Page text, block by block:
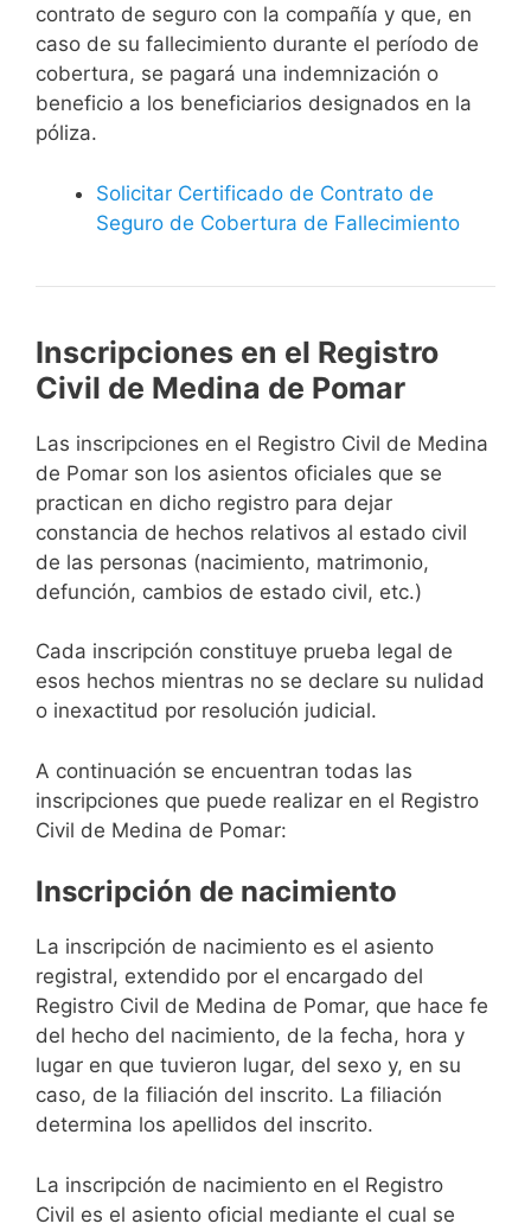
contrato de seguro con la compañía y que, en
caso de su fallecimiento durante el período de
cobertura, se pagará una indemnización o
beneficio a los beneficiarios designados en la
póliza.
Solicitar Certificado de Contrato de
Seguro de Cobertura de Fallecimiento
Inscripciones en el Registro
Civil de Medina de Pomar
Las inscripciones en el Registro Civil de Medina
de Pomar son los asientos oficiales que se
practican en dicho registro para dejar
constancia de hechos relativos al estado civil
de las personas (nacimiento, matrimonio,
defunción, cambios de estado civil, etc.)
Cada inscripción constituye prueba legal de
esos hechos mientras no se declare su nulidad
o inexactitud por resolución judicial.
A continuación se encuentran todas las
inscripciones que puede realizar en el Registro
Civil de Medina de Pomar:
Inscripción de nacimiento
La inscripción de nacimiento es el asiento
registral, extendido por el encargado del
Registro Civil de Medina de Pomar, que hace fe
del hecho del nacimiento, de la fecha, hora y
lugar en que tuvieron lugar, del sexo y, en su
caso, de la filiación del inscrito. La filiación
determina los apellidos del inscrito.
La inscripción de nacimiento en el Registro
Civil es el asiento oficial mediante el cual se